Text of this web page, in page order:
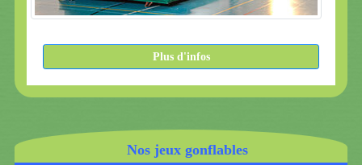
Plus d'infos
Nos jeux gonflables